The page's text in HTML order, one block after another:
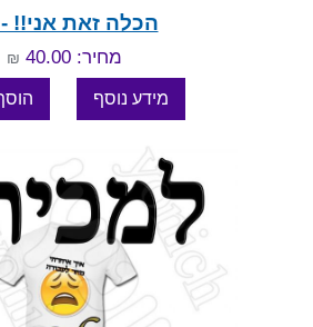
הכלה זאת אני!! - 15
מחיר: 40.00 ₪